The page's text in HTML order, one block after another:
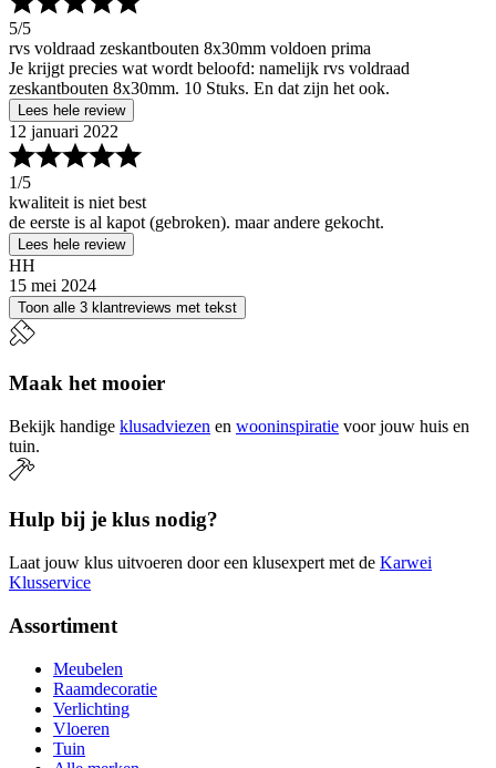
5/5
rvs voldraad zeskantbouten 8x30mm voldoen prima
Je krijgt precies wat wordt beloofd: namelijk rvs voldraad
zeskantbouten 8x30mm. 10 Stuks. En dat zijn het ook.
Lees hele review
12 januari 2022
1/5
kwaliteit is niet best
de eerste is al kapot (gebroken). maar andere gekocht.
Lees hele review
HH
15 mei 2024
Toon alle 3 klantreviews met tekst
Maak het mooier
Bekijk handige klusadviezen en wooninspiratie voor jouw huis en
tuin.
Hulp bij je klus nodig?
Laat jouw klus uitvoeren door een klusexpert met de Karwei
Klusservice
Assortiment
Meubelen
Raamdecoratie
Verlichting
Vloeren
Tuin